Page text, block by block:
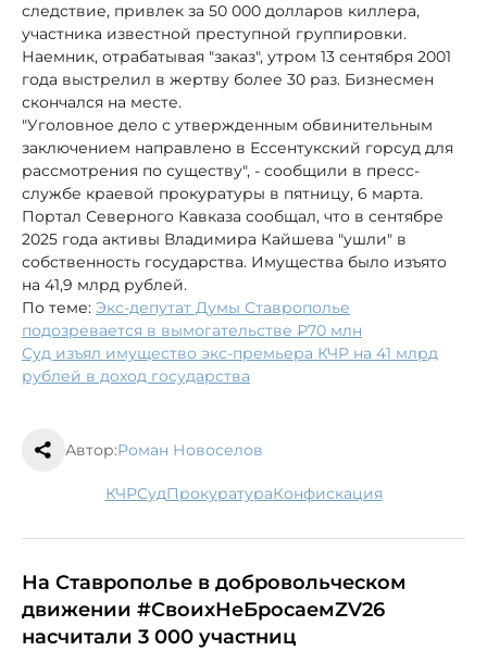
следствие, привлек за 50 000 долларов киллера,
участника известной преступной группировки.
Наемник, отрабатывая "заказ", утром 13 сентября 2001
года выстрелил в жертву более 30 раз. Бизнесмен
скончался на месте.
"Уголовное дело с утвержденным обвинительным
заключением направлено в Ессентукский горсуд для
рассмотрения по существу", - сообщили в пресс-
службе краевой прокуратуры в пятницу, 6 марта.
Портал Северного Кавказа сообщал, что в сентябре
2025 года активы Владимира Кайшева "ушли" в
собственность государства. Имущества было изъято
на 41,9 млрд рублей.
По теме: Экс-депутат Думы Ставрополье
подозревается в вымогательстве ₽70 млн
Суд изъял имущество экс-премьера КЧР на 41 млрд
рублей в доход государства
Автор:Роман Новоселов
КЧР суд прокуратура конфискация
На Ставрополье в добровольческом
движении #СвоихНеБросаемZV26
насчитали 3 000 участниц